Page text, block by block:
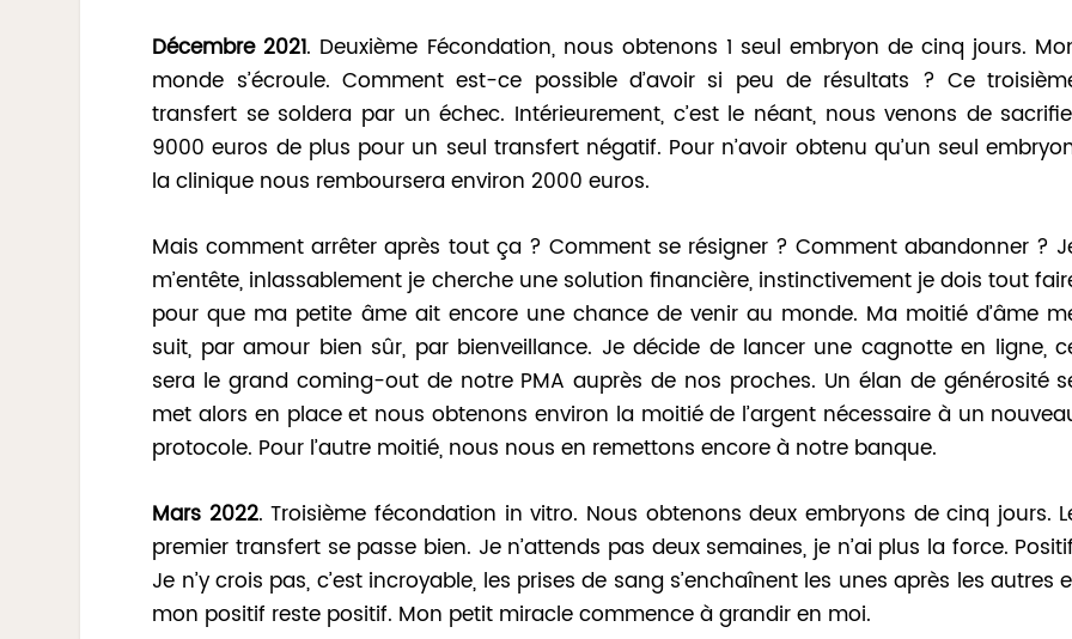
Décembre 2021. Deuxième Fécondation, nous obtenons 1 seul embryon de cinq jours.
monde s’écroule. Comment est-ce possible d’avoir si peu de résultats ? Ce
transfert se soldera par un échec. Intérieurement, c’est le néant, nous venons de
9000 euros de plus pour un seul transfert négatif. Pour n’avoir obtenu qu’un seul
la clinique nous remboursera environ 2000 euros.
Mais comment arrêter après tout ça ? Comment se résigner ? Comment abandonner ?
m’entête, inlassablement je cherche une solution financière, instinctivement je dois tout
pour que ma petite âme ait encore une chance de venir au monde. Ma moitié d’âme
suit, par amour bien sûr, par bienveillance. Je décide de lancer une cagnotte en ligne,
sera le grand coming-out de notre PMA auprès de nos proches. Un élan de générosité
met alors en place et nous obtenons environ la moitié de l’argent nécessaire à un
protocole. Pour l’autre moitié, nous nous en remettons encore à notre banque.
Mars 2022. Troisième fécondation in vitro. Nous obtenons deux embryons de cinq jours.
premier transfert se passe bien. Je n’attends pas deux semaines, je n’ai plus la force.
Je n’y crois pas, c’est incroyable, les prises de sang s’enchaînent les unes après les autres
mon positif reste positif. Mon petit miracle commence à grandir en moi.